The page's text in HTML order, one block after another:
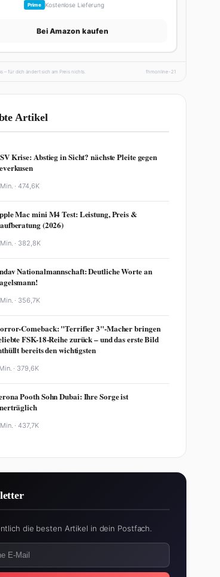
Prime Kostenlose Lieferung
Bei Amazon kaufen
– für dich ändert sich am Preis nichts. fhmonline-21
Artikel
Krise: Abstieg in Sicht? nächste Pleite gegen
·474,6K
Mac mini M4 Test: Leistung, Preis &
(2026)
· 382,8K
Nationalmannschaft: Deutliche Worte an
· 356,7K
Comeback: "Terrifier 3"-Macher bringen
FSK-18-Reihe zurück – und das erste Bild
bereits den wichtigsten
· 379,6K
Pooth Sohn Dubai: Ihre Sorge ist
·437,7K
die besten Artikel in dein Postfach.